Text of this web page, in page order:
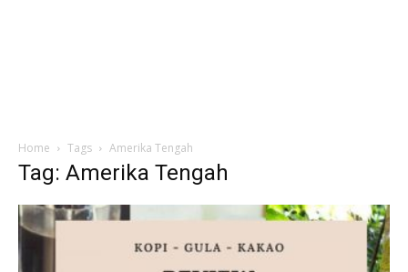
Home Tags Amerika Tengah
Tag: Amerika Tengah